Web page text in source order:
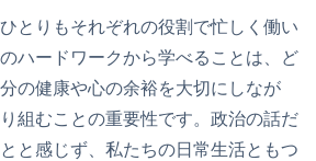
とりもそれぞれの役割で忙しく働い
ハードワークから学べることは、ど
の健康や心の余裕を大切にしなが
組むことの重要性です。政治の話だ
と感じず、私たちの日常生活ともつ